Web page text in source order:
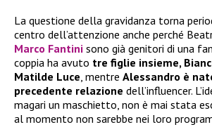
La questione della gravidanza torna
centro dell’attenzione anche perché
Marco Fantini sono già genitori di una
coppia ha avuto tre figlie insieme,
Matilde Luce , mentre Alessandro è
precedente relazione dell’influencer.
magari un maschietto, non è mai stata
al momento non sarebbe nei loro